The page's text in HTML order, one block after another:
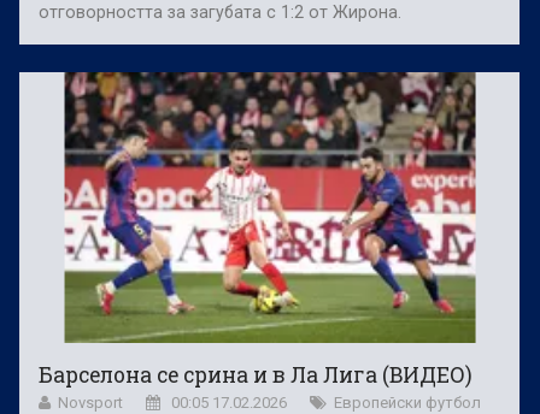
отговорността за загубата с 1:2 от Жирона.
Барселона се срина и в Ла Лига (ВИДЕО)
Novsport 00:05 17.02.2026 Европейски футбол